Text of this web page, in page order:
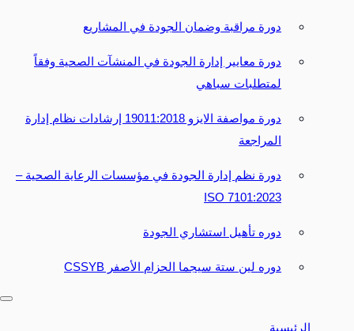
دورة مراقبة وضمان الجودة في المشاريع
دورة معايير إدارة الجودة في المنشآت الصحية وفقاً
لمتطلبات سباهي
دورة مواصفة الايزو 19011:2018 إرشادات نظام إدارة
المراجعة
دورة نظم إدارة الجودة في مؤسسات الرعاية الصحية –
7101:2023 ISO
دوره تأهيل استشاري الجودة
دوره لين ستة سيجما الحزام الأصفر CSSYB
الرئيسية